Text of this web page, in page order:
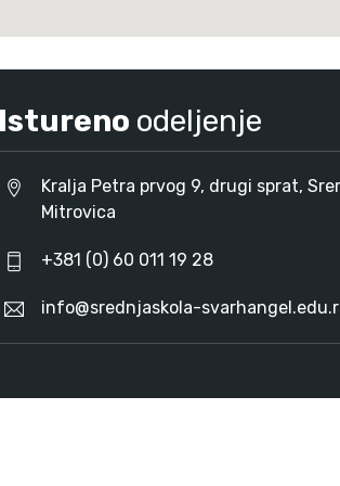
Istureno odeljenje
Kralja Petra prvog 9, drugi sprat,
Mitrovica
+381 (0) 60 011 19 28
info@srednjaskola-